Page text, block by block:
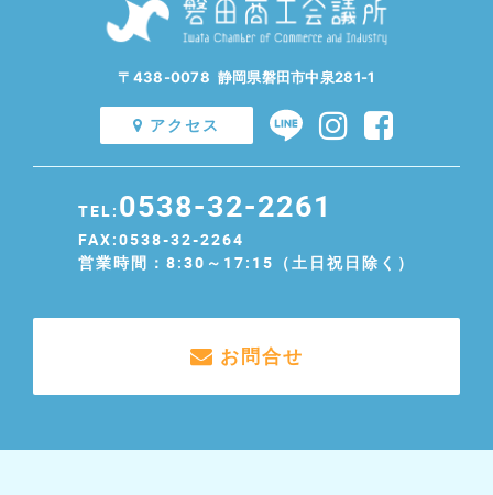
〒438-0078 静岡県磐田市中泉281-1
アクセス
TEL: 0538-32-2261
FAX:0538-32-2264
営業時間：8:30～17:15（土日祝日除く）
お問合せ